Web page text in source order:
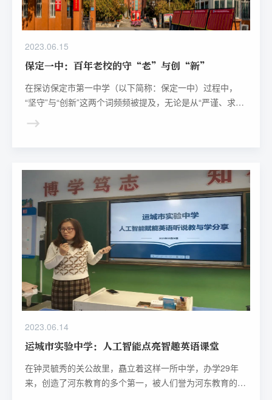
2023.06.15
保定一中：百年老校的守“老”与创“新”
在探访保定市第一中学（以下简称：保定一中）过程中，
“坚守”与“创新”这两个词频频被提及，无论是从“严谨、求
2023.06.14
运城市实验中学：人工智能点亮智趣英语课堂
在钟灵毓秀的关公故里，矗立着这样一所中学，办学29年
来，创造了河东教育的多个第一，被人们誉为河东教育的一